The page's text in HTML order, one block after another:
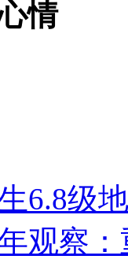
情
6.8级
观察